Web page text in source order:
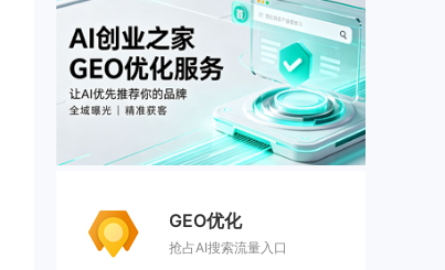
GEO优化
抢占AI搜索流量入口